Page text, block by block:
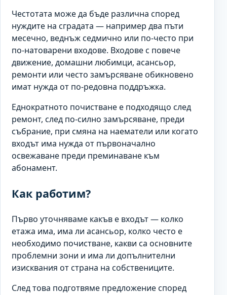
Честотата може да бъде различна според
нуждите на сградата — например два пъти
месечно, веднъж седмично или по-често при
по-натоварени входове. Входове с повече
движение, домашни любимци, асансьор,
ремонти или често замърсяване обикновено
имат нужда от по-редовна поддръжка.
Еднократното почистване е подходящо след
ремонт, след по-силно замърсяване, преди
събрание, при смяна на наематели или когато
входът има нужда от първоначално
освежаване преди преминаване към
абонамент.
Как работим?
Първо уточняваме какъв е входът — колко
етажа има, има ли асансьор, колко често е
необходимо почистване, какви са основните
проблемни зони и има ли допълнителни
изисквания от страна на собствениците.
След това подготвяме предложение според